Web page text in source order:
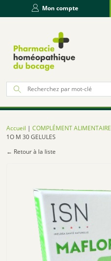
Mon compte
Accueil |COMPLÉMENT ALIMENTAIRE
1O M 30 GELULES
← Retour à la liste
Panneau de gestion des cookies